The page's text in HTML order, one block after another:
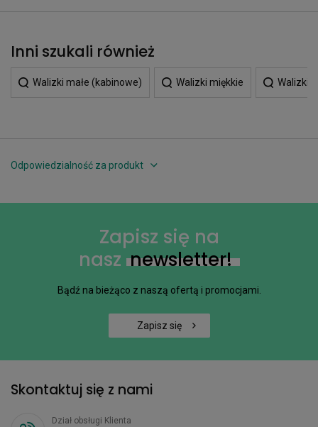
Inni szukali również
Walizki małe (kabinowe) Walizki miękkie Walizki
Odpowiedzialność za produkt
Zapisz się na
nasz newsletter!
Bądź na bieżąco z naszą ofertą i promocjami.
Zapisz się
Skontaktuj się z nami
Dział obsługi Klienta